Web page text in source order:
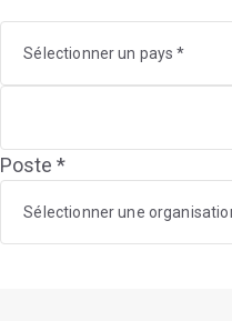
Sélectionner un pays *
Poste *
Sélectionner une